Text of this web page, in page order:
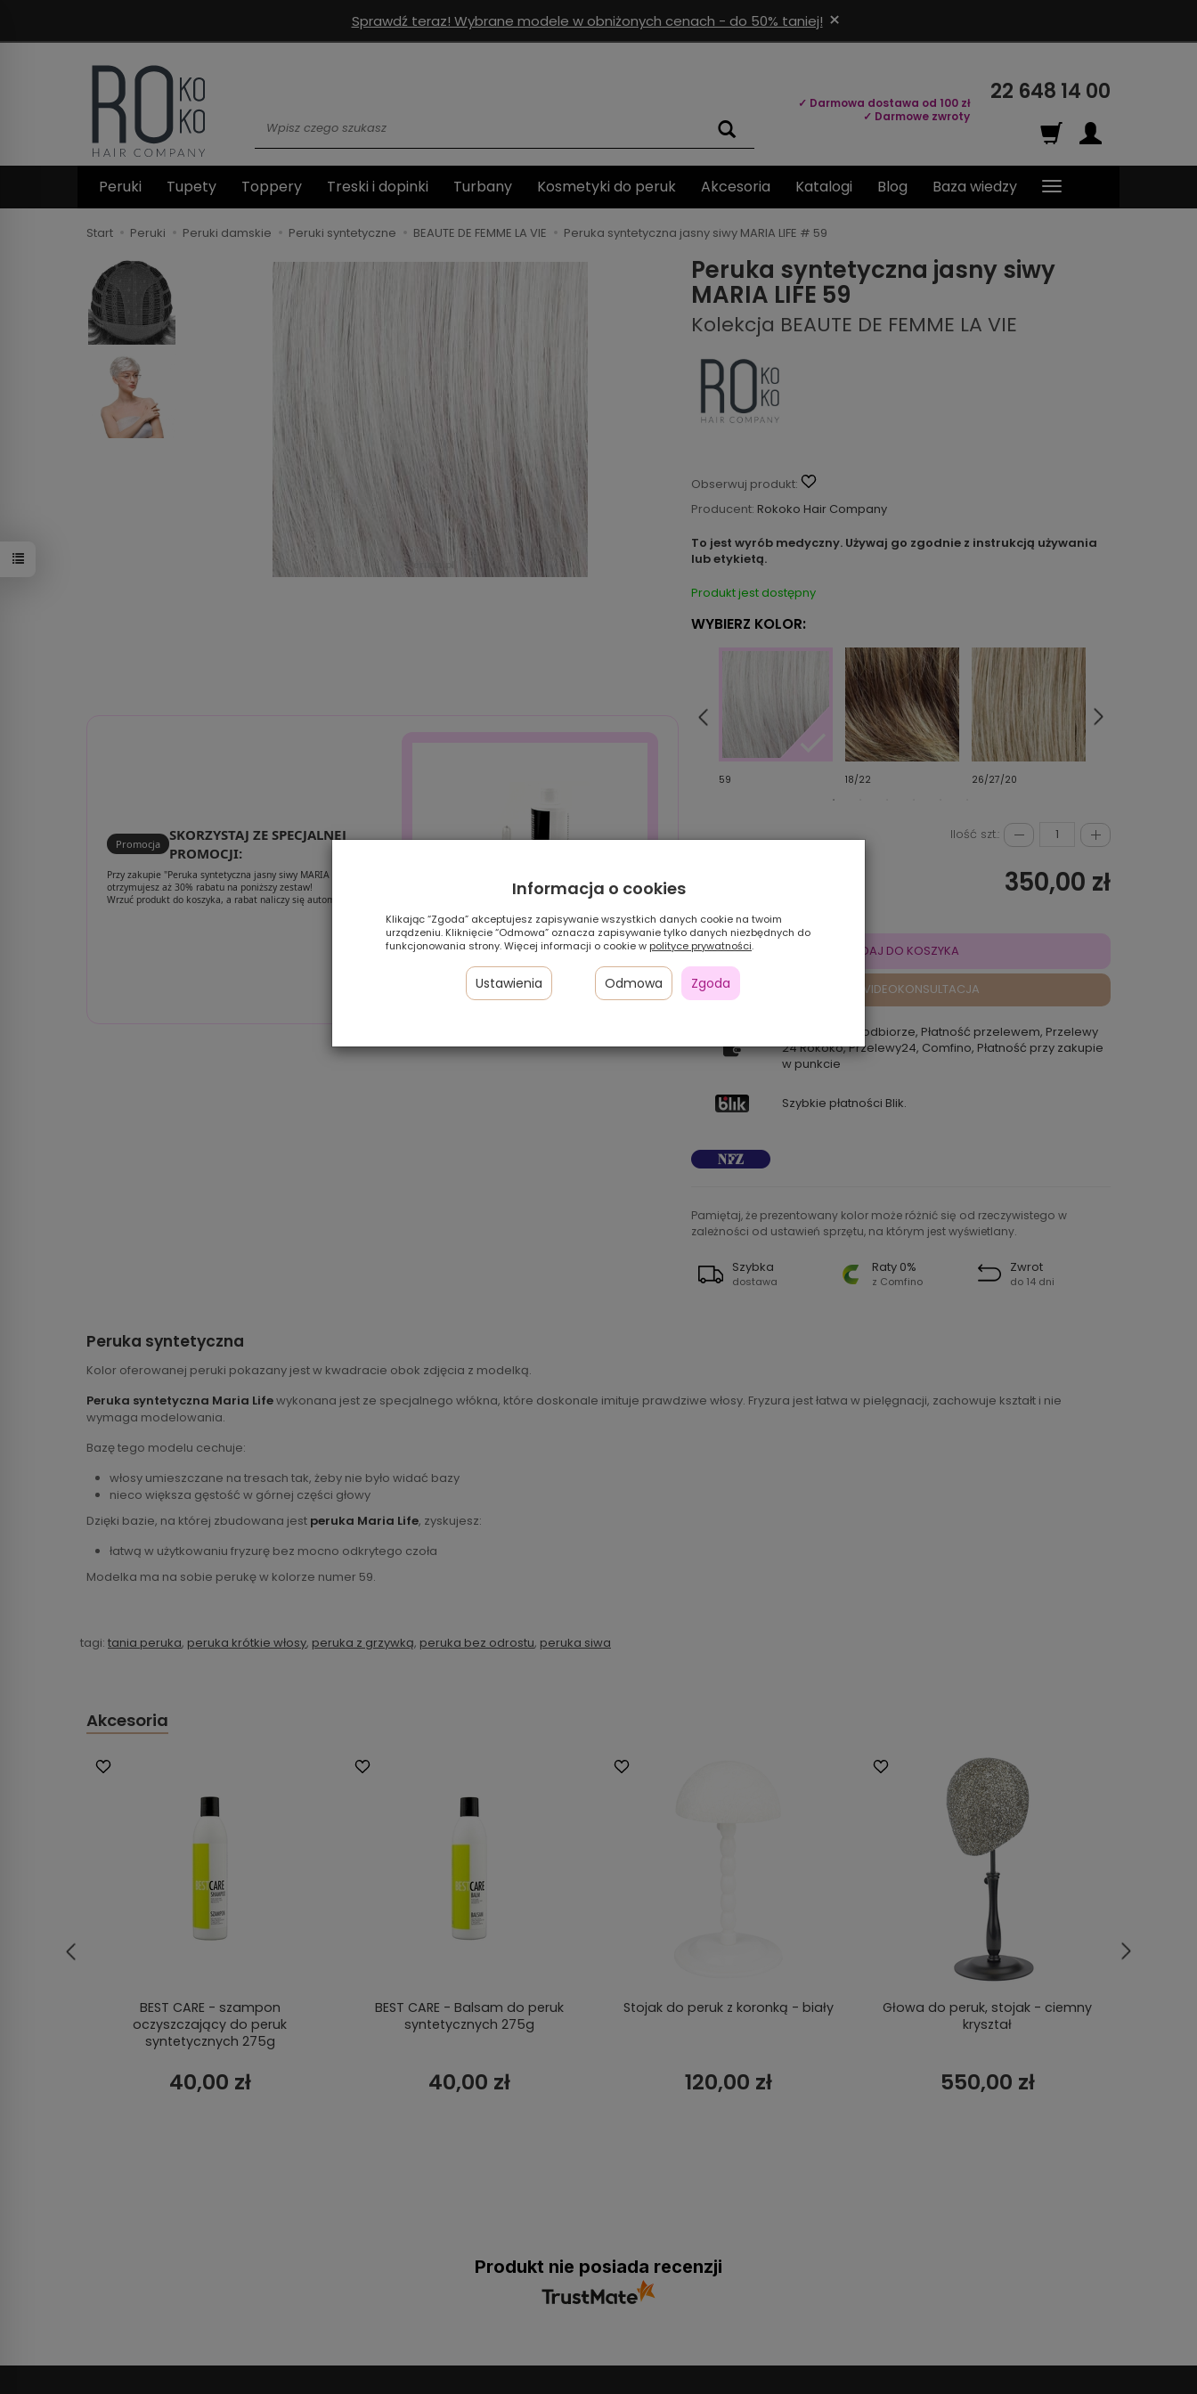
Sprawdź teraz! Wybrane modele w obniżonych cenach - do 50% taniej! ×
✓ Darmowa dostawa od 100 zł
✓ Darmowe zwroty
22 648 14 00
Peruki Tupety Toppery Treski i dopinki Turbany Kosmetyki do peruk Akcesoria Katalogi Blog Baza wiedzy
Start Peruki Peruki damskie Peruki syntetyczne BEAUTE DE FEMME LA VIE Peruka syntetyczna jasny siwy MARIA LIFE # 59
Promocja
SKORZYSTAJ ZE SPECJALNEJ
PROMOCJI:
Przy zakupie "Peruka syntetyczna jasny siwy MARIA LIFE # 59"
otrzymujesz aż 30% rabatu na poniższy zestaw!
Wrzuć produkt do koszyka, a rabat naliczy się automatycznie.
Zestaw HIT! (szampon+serum)
Peruka syntetyczna jasny siwy
MARIA LIFE 59
Kolekcja BEAUTE DE FEMME LA VIE
Obserwuj produkt:
Producent: Rokoko Hair Company
To jest wyrób medyczny. Używaj go zgodnie z instrukcją używania
lub etykietą.
Produkt jest dostępny
WYBIERZ KOLOR:
59 18/22 26/27/20
Ilość szt.:
350,00 zł
DODAJ DO KOSZYKA
VIDEOKONSULTACJA
Płatność przy odbiorze, Płatność przelewem, Przelewy
24 Rokoko, Przelewy24, Comfino, Płatność przy zakupie
w punkcie
Szybkie płatności Blik.
Pamiętaj, że prezentowany kolor może różnić się od rzeczywistego w
zależności od ustawień sprzętu, na którym jest wyświetlany.
Szybka
dostawa
Raty 0%
z Comfino
Zwrot
do 14 dni
Peruka syntetyczna
Kolor oferowanej peruki pokazany jest w kwadracie obok zdjęcia z modelką.
Peruka syntetyczna Maria Lifewykonana jest ze specjalnego włókna, które doskonale imituje prawdziwe włosy. Fryzura jest łatwa w pielęgnacji, zachowuje kształt i nie
wymaga modelowania.
Bazę tego modelu cechuje:
włosy umieszczane na tresach tak, żeby nie było widać bazy
nieco większa gęstość w górnej części głowy
Dzięki bazie, na której zbudowana jest peruka Maria Life, zyskujesz:
łatwą w użytkowaniu fryzurę bez mocno odkrytego czoła
Modelka ma na sobie perukę w kolorze numer 59.
tagi: tania peruka, peruka krótkie włosy, peruka z grzywką, peruka bez odrostu, peruka siwa
Akcesoria
BEST CARE - szampon
oczyszczający do peruk
syntetycznych 275g
40,00 zł
BEST CARE - Balsam do peruk
syntetycznych 275g
40,00 zł
Stojak do peruk z koronką - biały
120,00 zł
Głowa do peruk, stojak - ciemny
kryształ
550,00 zł
Produkt nie posiada recenzji
Informacja o cookies
Klikając “Zgoda” akceptujesz zapisywanie wszystkich danych cookie na twoim
urządzeniu. Kliknięcie “Odmowa” oznacza zapisywanie tylko danych niezbędnych do
funkcjonowania strony. Więcej informacji o cookie w polityce prywatności.
Ustawienia Odmowa Zgoda